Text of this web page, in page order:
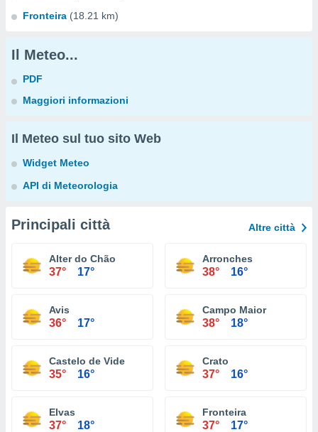
Fronteira (18.21 km)
Il Meteo...
PDF
Maggiori informazioni
Il Meteo sul tuo sito Web
Widget Meteo
API di Meteorologia
Principali città Altre città
Alter do Chão
37° 17°
Arronches
38° 16°
Avis
36° 17°
Campo Maior
38° 18°
Castelo de Vide
35° 16°
Crato
37° 16°
Elvas
37° 18°
Fronteira
37° 17°